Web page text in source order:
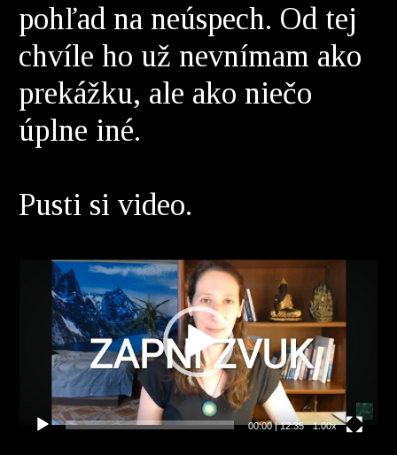
pohľad na neúspech. Od tej
chvíle ho už nevnímam ako
prekážku, ale ako niečo
úplne iné.
Pusti si video.
prehrávač
00:00|12:35 1.00x